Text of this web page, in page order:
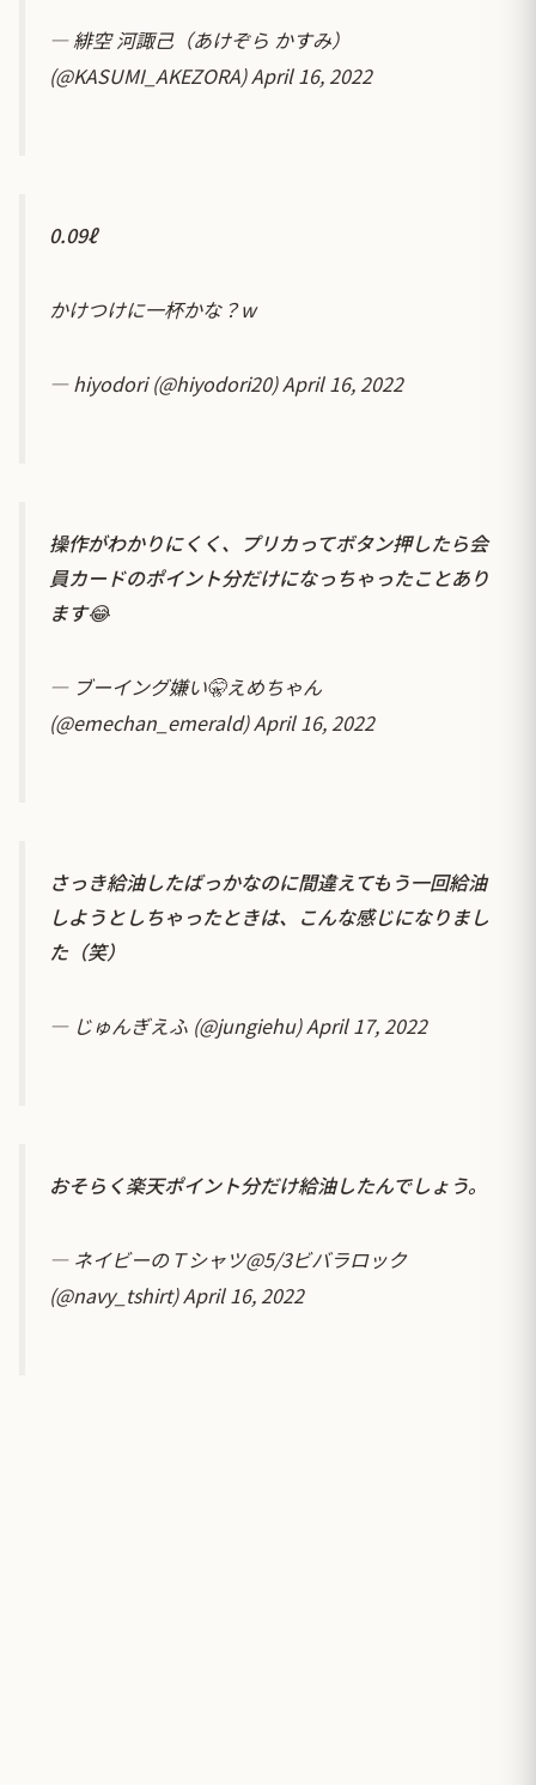
— 緋空 河諏己（あけぞら かすみ）
(@KASUMI_AKEZORA)April 16, 2022
0.09ℓ
かけつけに一杯かな？w
— hiyodori (@hiyodori20)April 16, 2022
操作がわかりにくく、プリカってボタン押したら会
員カードのポイント分だけになっちゃったことあり
ます😂
— ブーイング嫌い🤫えめちゃん
(@emechan_emerald)April 16, 2022
さっき給油したばっかなのに間違えてもう一回給油
しようとしちゃったときは、こんな感じになりまし
た（笑）
— じゅんぎえふ (@jungiehu)April 17, 2022
おそらく楽天ポイント分だけ給油したんでしょう。
— ネイビーのＴシャツ@5/3ビバラロック
(@navy_tshirt)April 16, 2022